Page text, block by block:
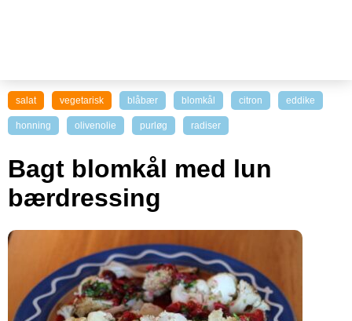
salat vegetarisk blåbær blomkål citron eddike
honning olivenolie purløg radiser
Bagt blomkål med lun
bærdressing